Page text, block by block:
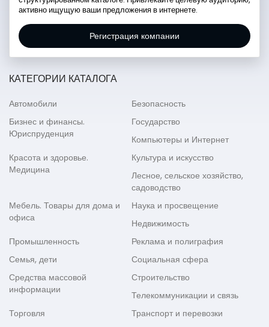
активно ищущую ваши предложения в интернете.
Регистрация компании
КАТЕГОРИИ КАТАЛОГА
Автомобили
Безопасность
Бизнес и финансы.
Юриспруденция
Государство
Компьютеры и Интернет
Красота и здоровье.
Медицина
Культура и искусство
Лесное, сельское хозяйство,
садоводство
Мебель. Товары для дома и
офиса
Наука и просвещение
Недвижимость
Промышленность
Реклама и полиграфия
Семья, дети
Социальная сфера
Средства массовой
информации
Строительство
Телекоммуникации и связь
Торговля
Транспорт и перевозки